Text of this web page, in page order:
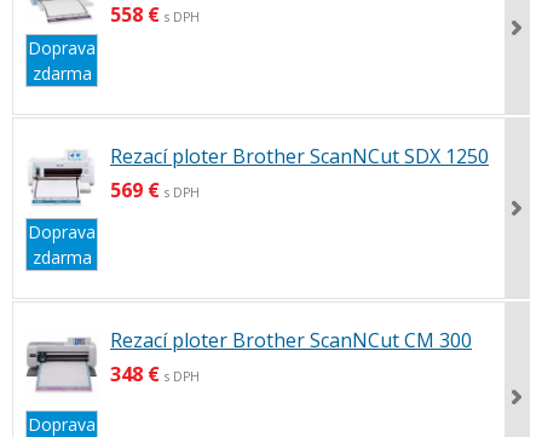
Doprava
zdarma
558 € s DPH
Doprava
zdarma
Rezací ploter Brother ScanNCut SDX 1250
569 € s DPH
Doprava
Rezací ploter Brother ScanNCut CM 300
348 € s DPH